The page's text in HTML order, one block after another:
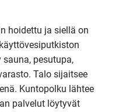
hoidettu ja siellä on
pesutupa,
Talo sijaitsee
Kuntopolku lähtee
palvelut löytyvät